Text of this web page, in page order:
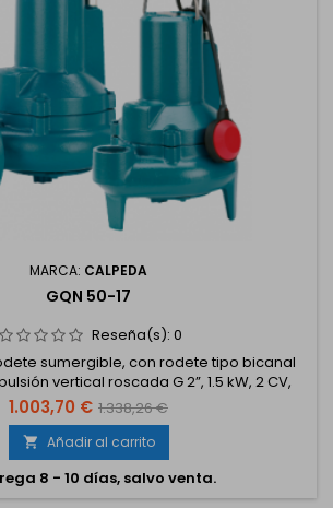
MARCA: CALPEDA
GQN 50-17
Reseña(s): 0
sumergible, con rodete tipo bicanal
vertical roscada G 2”, 1.5 kW, 2 CV,
trifásico 230/400 V.
1.003,70 € 1.338,26 €
 Añadir al carrito
8 - 10 días, salvo venta.